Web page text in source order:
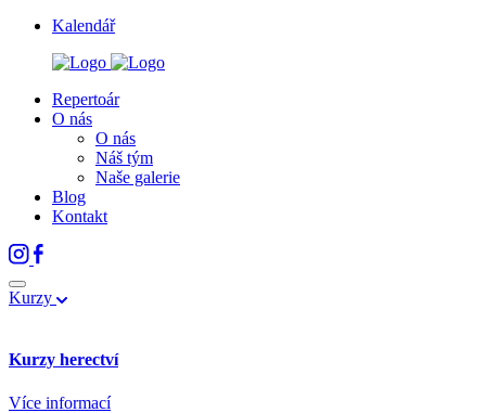
Kalendář
Repertoár
O nás
O nás
Náš tým
Naše galerie
Blog
Kontakt
Kurzy
Kurzy herectví
Více informací